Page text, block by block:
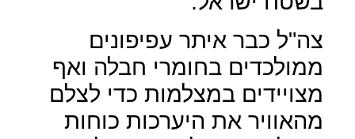
צה"ל כבר איתר עפיפונים
ממולכדים בחומרי חבלה ואף
מצויידים במצלמות כדי לצלם
מהאוויר את היערכות כוחות